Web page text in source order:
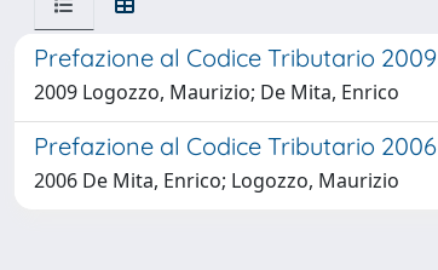
Prefazione al Codice Tributario 2009
2009 Logozzo, Maurizio; De Mita, Enrico
Prefazione al Codice Tributario 2006
2006 De Mita, Enrico; Logozzo, Maurizio